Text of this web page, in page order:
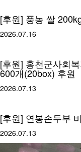
[후원] 풍농 쌀
2026.07.16
[후원] 홍천군사회
600개(20box) 후원
2026.07.13
[후원] 연봉손두부
2026.07.13